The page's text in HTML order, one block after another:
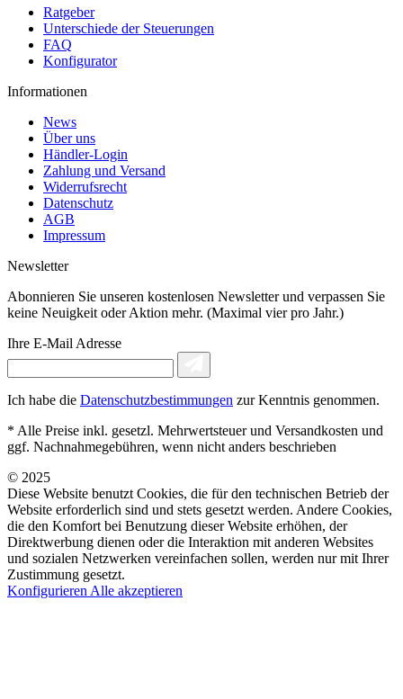
Ratgeber
Unterschiede der Steuerungen
FAQ
Konfigurator
Informationen
News
Über uns
Händler-Login
Zahlung und Versand
Widerrufsrecht
Datenschutz
AGB
Impressum
Newsletter
Abonnieren Sie unseren kostenlosen Newsletter und verpassen Sie
keine Neuigkeit oder Aktion mehr. (Maximal vier pro Jahr.)
Ihre E-Mail Adresse
Ich habe die Datenschutzbestimmungen zur Kenntnis genommen.
* Alle Preise inkl. gesetzl. Mehrwertsteuer und Versandkosten und
ggf. Nachnahmegebühren, wenn nicht anders beschrieben
© 2025
Diese Website benutzt Cookies, die für den technischen Betrieb der
Website erforderlich sind und stets gesetzt werden. Andere Cookies,
die den Komfort bei Benutzung dieser Website erhöhen, der
Direktwerbung dienen oder die Interaktion mit anderen Websites
und sozialen Netzwerken vereinfachen sollen, werden nur mit Ihrer
Zustimmung gesetzt.
Konfigurieren Alle akzeptieren